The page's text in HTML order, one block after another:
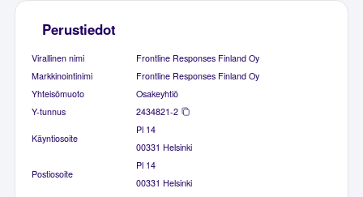
Perustiedot
Virallinen nimi
Frontline Responses Finland Oy
Markkinointinimi
Frontline Responses Finland Oy
Yhteisömuoto
Osakeyhtiö
Y-tunnus
2434821-2
Käyntiosoite
Pl 14
00331 Helsinki
Postiosoite
Pl 14
00331 Helsinki